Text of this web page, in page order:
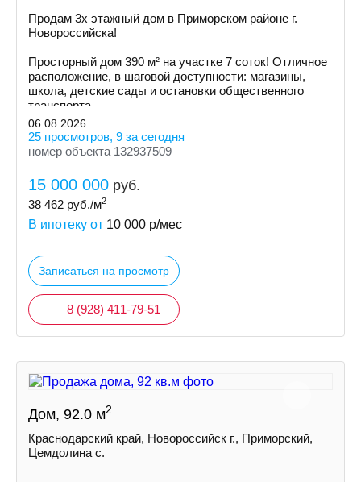
Продам 3х этажный дом в Приморском районе г.
Новоросcийскa!
Просторный дом 390 м² на участке 7 соток! Отличное
расположение, в шаговой доступности: магазины,
школа, детские сады и остановки общественного
транспорта.
06.08.2026
25 просмотров, 9 за сегодня
номер объекта 132937509
15 000 000 руб.
38 462 руб./м2
В ипотеку от 10 000 р/мес
Записаться на просмотр
8 (928) 411-79-51
Дом, 92.0 м2
Краснодарский край, Новороссийск г., Приморский,
Цемдолина с.